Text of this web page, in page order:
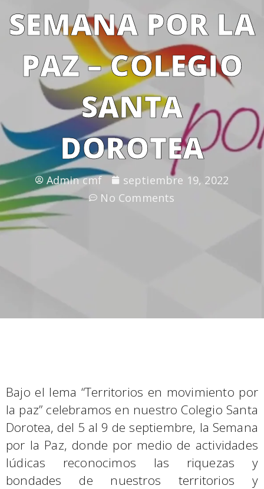
SEMANA POR LA
PAZ – COLEGIO
SANTA
DOROTEA
Admin cmf
septiembre 19, 2022
No Comments
Bajo el lema “Territorios en movimiento por
la paz” celebramos en nuestro Colegio Santa
Dorotea, del 5 al 9 de septiembre, la Semana
por la Paz, donde por medio de actividades
lúdicas reconocimos las riquezas y
bondades de nuestros territorios y